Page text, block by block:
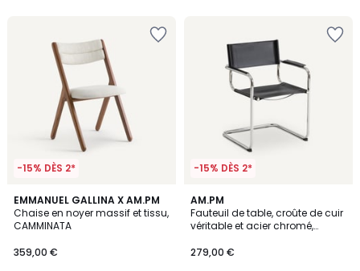
-15% DÈS 2*
EMMANUEL GALLINA X AM.PM
Chaise en noyer massif et tissu,
CAMMINATA
359,00 €
5
/
5
-15% DÈS 2*
AM.PM
Fauteuil de table, croûte de cuir
véritable et acier chromé,
279,00 €
4,7
/ 5
2
Couleurs